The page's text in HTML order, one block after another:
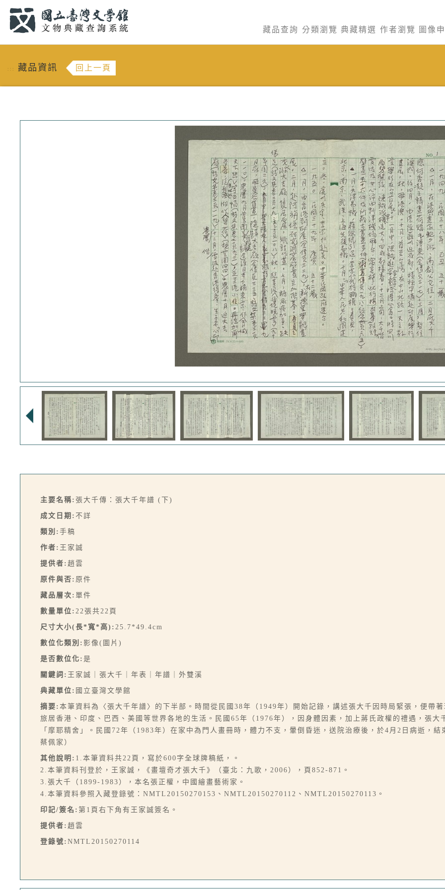
藏品查詢 分類瀏覽 典藏精選 作者瀏覽 圖像
::: 藏品資訊 回上一頁
主要名稱: 張大千傳：張大千年譜 (下)
成文日期: 不詳
類別: 手稿
作者: 王家誠
提供者: 趙雲
原件與否: 原件
藏品層次: 單件
數量單位: 22張共22頁
尺寸大小(長*寬*高): 25.7*49.4cm
數位化類別: 影像(圖片)
是否數位化: 是
關鍵詞: 王家誠｜張大千｜年表｜年譜｜外雙溪
典藏單位: 國立臺灣文學館
摘要: 本筆資料為〈張大千年譜〉的下半部。時間從民國38年（1949年）開始記錄，講述張大千因時局緊張，便帶
旅居香港、印度、巴西、美國等世界各地的生活。民國65年（1976年），因身體因素，加上蔣氏政權的禮遇，張大
「摩耶精舍」。民國72年（1983年）在家中為門人畫冊時，體力不支，暈倒昏迷，送院治療後，於4月2日病逝，
蔡佩家）
其他說明: 1.本筆資料共22頁，寫於600字全球牌稿紙，。
2.本筆資料刊登於，王家誠，《畫壇奇才張大千》（臺北：九歌，2006），頁852-871。
3.張大千（1899-1983），本名張正權，中國繪畫藝術家。
4.本筆資料參照入藏登錄號：NMTL20150270153、NMTL20150270112、NMTL20150270113。
印記/簽名: 第1頁右下角有王家誠簽名。
提供者: 趙雲
登錄號: NMTL20150270114